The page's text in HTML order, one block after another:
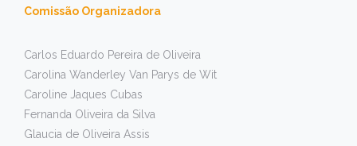
Comissão Organizadora
Carlos Eduardo Pereira de Oliveira
Carolina Wanderley Van Parys de Wit
Caroline Jaques Cubas
Fernanda Oliveira da Silva
Glaucia de Oliveira Assis